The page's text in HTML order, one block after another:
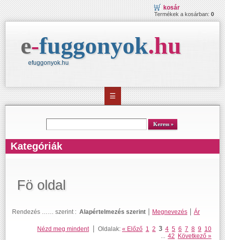
kosár
Termékek a kosárban:0
e-fuggonyok.hu
efuggonyok.hu
☰
Kategóriák
Fö oldal
Rendezés …… szerint : Alapértelmezés szerint Megnevezés Ár
Nézd meg mindent Oldalak: « Előző 1 2 3 4 5 6 7 8 9 10
... 42 Következő »